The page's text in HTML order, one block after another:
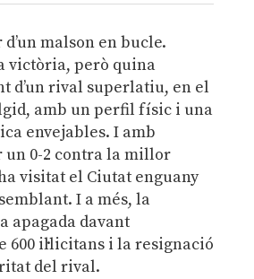
malson en bucle.
victòria, però quina
d’un rival superlatiu, en el
amb un perfil físic i una
envejables. I amb
un 0-2 contra la millor
visitat el Ciutat enguany
I a més, la
apagada davant
600 il·licitans i la resignació
del rival.